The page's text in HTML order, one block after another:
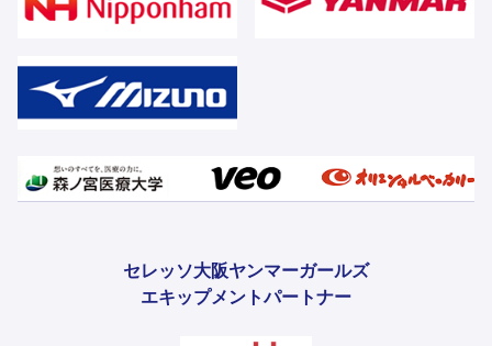
セレッソ大阪ヤンマーガールズ
エキップメントパートナー